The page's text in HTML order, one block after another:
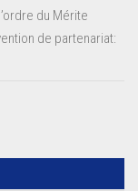
du Mérite
de partenariat: